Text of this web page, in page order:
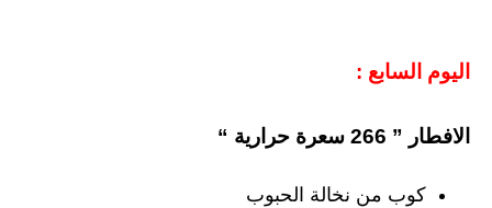
اليوم السابع :
الافطار ” 266 سعرة حرارية “
كوب من نخالة الحبوب